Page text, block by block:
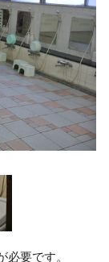
要です。